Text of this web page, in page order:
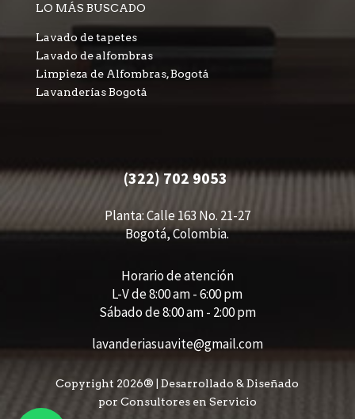
LO MÁS BUSCADO
Lavado de tapetes
Lavado de alfombras
Limpieza de Alfombras, Bogotá
Lavanderías Bogotá
(322) 702 9053
Planta: Calle 163 No. 21-27
Bogotá, Colombia.
Horario de atención
L-V de 8:00 am - 6:00 pm
Sábado de 8:00 am - 2:00 pm
lavanderiasuavite@gmail.com
Copyright 2026® | Desarrollado & Diseñado
por Consultoresen Servicio